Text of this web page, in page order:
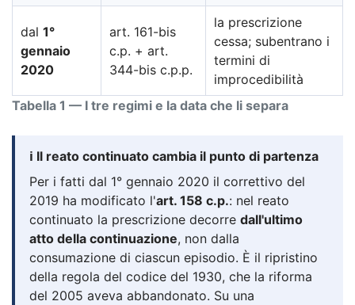
Tabella 1 — I tre regimi e la data che li separa
dal 1°
gennaio
2020
art. 161-bis
c.p. + art.
344-bis c.p.p.
la prescrizione
cessa; subentrano i
termini di
improcedibilità
ℹ️ Il reato continuato cambia il punto di partenza
Per i fatti dal 1° gennaio 2020 il correttivo del
2019 ha modificato l'art. 158 c.p.: nel reato
continuato la prescrizione decorre dall'ultimo
atto della continuazione, non dalla
consumazione di ciascun episodio. È il ripristino
della regola del codice del 1930, che la riforma
del 2005 aveva abbandonato. Su una